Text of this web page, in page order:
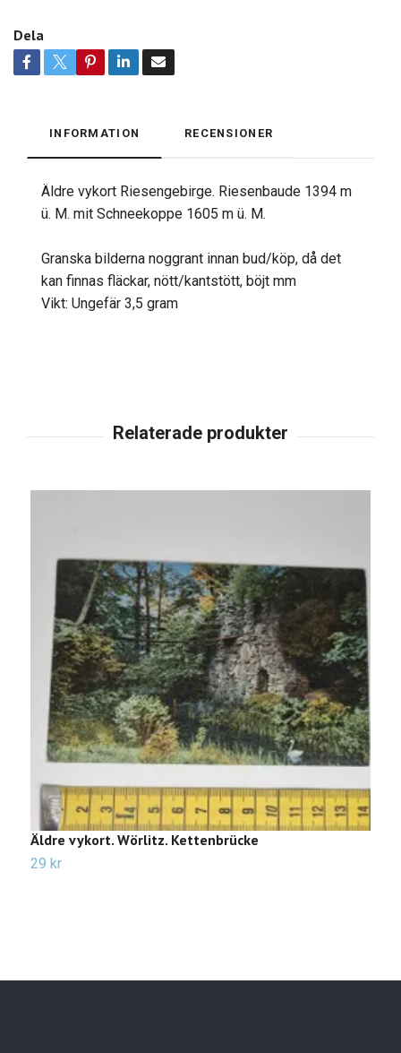
Dela
INFORMATION RECENSIONER
Äldre vykort Riesengebirge. Riesenbaude 1394 m
ü. M. mit Schneekoppe 1605 m ü. M.
Granska bilderna noggrant innan bud/köp, då det
kan finnas fläckar, nött/kantstött, böjt mm
Vikt: Ungefär 3,5 gram
Äldre vykort. Wörlitz. Kettenbrücke
29 kr